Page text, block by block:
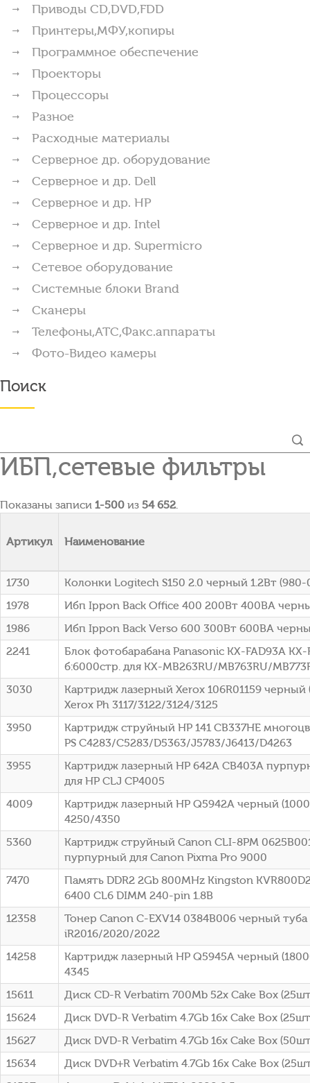
Приводы CD,DVD,FDD
Принтеры,МФУ,копиры
Программное обеспечение
Проекторы
Процессоры
Разное
Расходные материалы
Серверное др. оборудование
Серверное и др. Dell
Серверное и др. HP
Серверное и др. Intel
Серверное и др. Supermicro
Сетевое оборудование
Системные блоки Brand
Сканеры
Телефоны,АТС,Факс.аппараты
Фото-Видео камеры
Поиск
ИБП,сетевые фильтры
Показаны записи 1-500 из 54 652.
Артикул Наименование
1730
Колонки Logitech S150 2.0 черный 1.2Вт
1978
Ибп Ippon Back Office 400 200Вт 400ВА
1986
Ибп Ippon Back Verso 600 300Вт 600ВА
2241
Блок фотобарабана Panasonic KX-FAD93A KX-
б:6000стр. для KX-MB263RU/MB763RU/
3030
Картридж лазерный Xerox 106R01159 черный
Xerox Ph 3117/3122/3124/3125
3950
Картридж струйный HP 141 CB337HE
PS C4283/C5283/D5363/J5783/J6413/D4263
3955
Картридж лазерный HP 642A CB403A
для HP CLJ CP4005
4009
Картридж лазерный HP Q5942A черный
4250/4350
5360
Картридж струйный Canon CLI-8PM
пурпурный для Canon Pixma Pro 9000
7470
Память DDR2 2Gb 800MHz Kingston
6400 CL6 DIMM 240-pin 1.8В
12358
Тонер Canon C-EXV14 0384B006 черный
iR2016/2020/2022
14258
Картридж лазерный HP Q5945A черный
4345
15611
Диск CD-R Verbatim 700Mb 52x Cake Box
15624
Диск DVD-R Verbatim 4.7Gb 16x Cake Box
15627
Диск DVD-R Verbatim 4.7Gb 16x Cake Box
15634
Диск DVD+R Verbatim 4.7Gb 16x Cake Box